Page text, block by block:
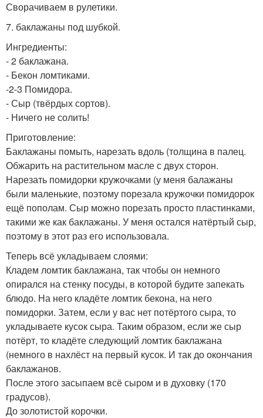
Сворачиваем в рулетики.
7. баклажаны под шубкой.
Ингредиенты:
- 2 баклажана.
- Бекон ломтиками.
-2-3 Помидора.
- Сыр (твёрдых сортов).
- Ничего не солить!
Приготовление:
Баклажаны помыть, нарезать вдоль (толщина в палец.
Обжарить на растительном масле с двух сторон.
Нарезать помидорки кружочками (у меня балажаны
были маленькие, поэтому порезала кружочки помидорок
ещё пополам. Сыр можно порезать просто пластинками,
такими же как баклажаны. У меня остался натёртый сыр,
поэтому в этот раз его использовала.
Теперь всё укладываем слоями:
Кладем ломтик баклажана, так чтобы он немного
опирался на стенку посуды, в которой будите запекать
блюдо. На него кладёте ломтик бекона, на него
помидорки. Затем, если у вас нет потёртого сыра, то
укладываете кусок сыра. Таким образом, если же сыр
потёрт, то кладёте следующий ломтик баклажана
(немного в нахлёст на первый кусок. И так до окончания
баклажанов.
После этого засыпаем всё сыром и в духовку (170
градусов).
До золотистой корочки.